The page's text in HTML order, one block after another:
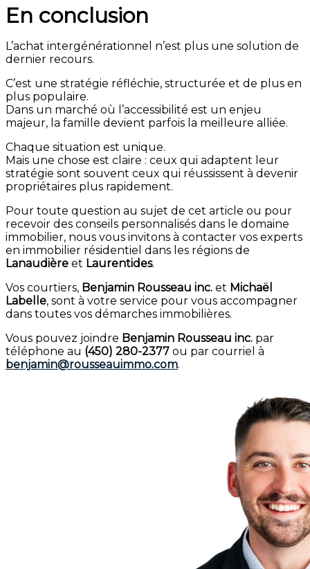
En conclusion
L’achat intergénérationnel n’est plus une solution de
dernier recours.
C’est une stratégie réfléchie, structurée et de plus en
plus populaire.
Dans un marché où l’accessibilité est un enjeu
majeur, la famille devient parfois la meilleure alliée.
Chaque situation est unique.
Mais une chose est claire : ceux qui adaptent leur
stratégie sont souvent ceux qui réussissent à devenir
propriétaires plus rapidement.
Pour toute question au sujet de cet article ou pour
recevoir des conseils personnalisés dans le domaine
immobilier, nous vous invitons à contacter vos experts
en immobilier résidentiel dans les régions de
Lanaudière et Laurentides.
Vos courtiers, Benjamin Rousseau inc. et Michaël
Labelle, sont à votre service pour vous accompagner
dans toutes vos démarches immobilières.
Vous pouvez joindre Benjamin Rousseau inc. par
téléphone au (450) 280-2377 ou par courriel à
benjamin@rousseauimmo.com.